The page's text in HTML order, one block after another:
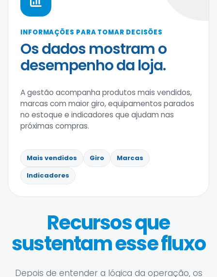
INFORMAÇÕES PARA TOMAR DECISÕES
Os dados mostram o
desempenho da loja.
A gestão acompanha produtos mais vendidos,
marcas com maior giro, equipamentos parados
no estoque e indicadores que ajudam nas
próximas compras.
Mais vendidos Giro
Marcas
Indicadores
Recursos que
sustentam esse fluxo
Depois de entender a lógica da operação, os